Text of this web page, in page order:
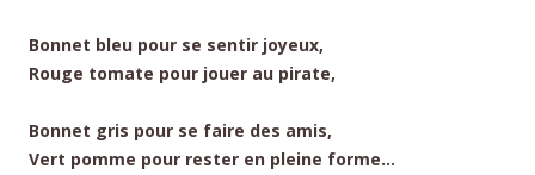
Bonnet bleu pour se sentir joyeux,
Rouge tomate pour jouer au pirate,
Bonnet gris pour se faire des amis,
Vert pomme pour rester en pleine forme…